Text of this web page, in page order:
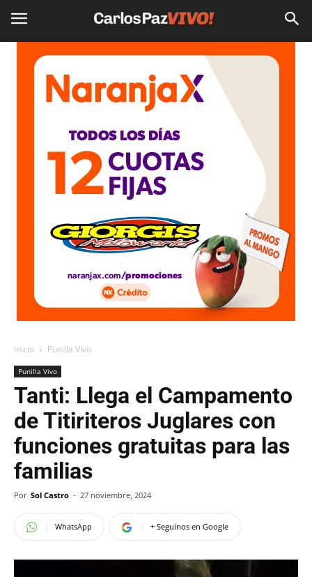
Inicio Punilla Vivo
Punilla Vivo
Tanti: Llega el Campamento
de Titiriteros Juglares con
funciones gratuitas para las
familias
Por Sol Castro - 27 noviembre, 2024
WhatsApp + Seguinos en Google